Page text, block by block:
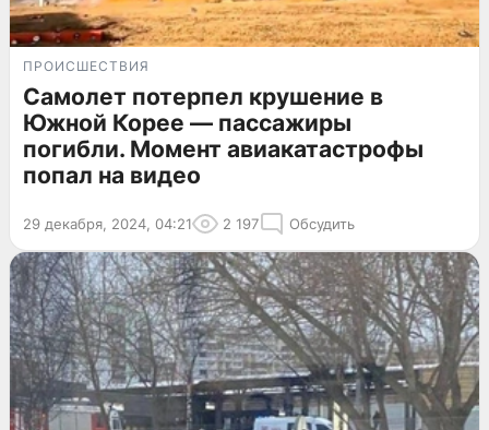
ПРОИСШЕСТВИЯ
Самолет потерпел крушение в
Южной Корее — пассажиры
погибли. Момент авиакатастрофы
попал на видео
29 декабря, 2024, 04:21 2 197 Обсудить